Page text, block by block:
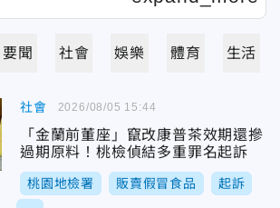
要聞 社會 娛樂 體育 生活
社會
「金蘭前董座」竄改康普茶效期還摻
過期原料！桃檢偵結多重罪名起訴
桃園地檢署 販賣假冒食品 起訴
2026/08/05 15:44